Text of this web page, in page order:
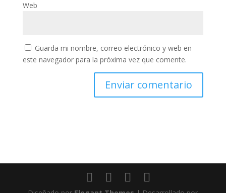
Web
Guarda mi nombre, correo electrónico y web en
este navegador para la próxima vez que comente.